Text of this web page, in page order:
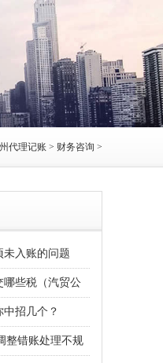
代理记账 > 财务咨询 >
未入账的问题
哪些税（汽贸公
招几个？
整错账处理不规